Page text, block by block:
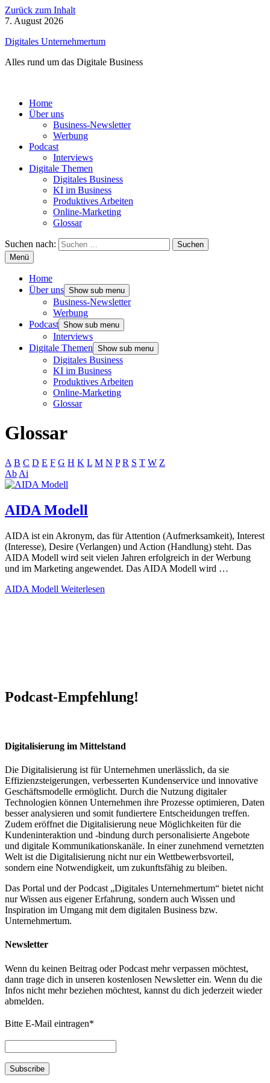
Zurück zum Inhalt
7. August 2026
Digitales Unternehmertum
Alles rund um das Digitale Business
Home
Über uns
Business-Newsletter
Werbung
Podcast
Interviews
Digitale Themen
Digitales Business
KI im Business
Produktives Arbeiten
Online-Marketing
Glossar
Suchen nach:
Menü
Home
Über uns Show sub menu
Business-Newsletter
Werbung
Podcast Show sub menu
Interviews
Digitale Themen Show sub menu
Digitales Business
KI im Business
Produktives Arbeiten
Online-Marketing
Glossar
Glossar
A B C D E F G H K L M N P R S T W Z
Ab Ai
AIDA Modell
AIDA ist ein Akronym, das für Attention (Aufmerksamkeit), Interest
(Interesse), Desire (Verlangen) und Action (Handlung) steht. Das
AIDA Modell wird seit vielen Jahren erfolgreich in der Werbung
und im Marketing angewendet. Das AIDA Modell wird …
AIDA Modell Weiterlesen
Podcast-Empfehlung!
Digitalisierung im Mittelstand
Die Digitalisierung ist für Unternehmen unerlässlich, da sie
Effizienzsteigerungen, verbesserten Kundenservice und innovative
Geschäftsmodelle ermöglicht. Durch die Nutzung digitaler
Technologien können Unternehmen ihre Prozesse optimieren, Daten
besser analysieren und somit fundiertere Entscheidungen treffen.
Zudem eröffnet die Digitalisierung neue Möglichkeiten für die
Kundeninteraktion und -bindung durch personalisierte Angebote
und digitale Kommunikationskanäle. In einer zunehmend vernetzten
Welt ist die Digitalisierung nicht nur ein Wettbewerbsvorteil,
sondern eine Notwendigkeit, um zukunftsfähig zu bleiben.
Das Portal und der Podcast „Digitales Unternehmertum“ bietet nicht
nur Wissen aus eigener Erfahrung, sondern auch Wissen und
Inspiration im Umgang mit dem digitalen Business bzw.
Unternehmertum.
Newsletter
Wenn du keinen Beitrag oder Podcast mehr verpassen möchtest,
dann trage dich in unseren kostenlosen Newsletter ein. Wenn du die
Infos nicht mehr beziehen möchtest, kannst du dich jederzeit wieder
abmelden.
Bitte E-Mail eintragen*